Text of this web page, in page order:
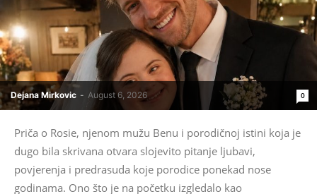
Dejana Mirkovic - August 6, 2026 0
Priča o Rosie, njenom mužu Benu i porodičnoj istini koja je
dugo bila skrivana otvara slojevito pitanje ljubavi,
povjerenja i predrasuda koje porodice ponekad nose
godinama. Ono što je na početku izgledalo kao